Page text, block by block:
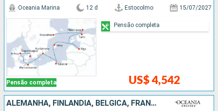
Pensão completa
Oceania Marina 12 d Estocolmo 15/07/2027
US$ 4,542
Pensão completa
ALEMANHA, FINLÃNDIA, BÉLGICA, FRANCIA, DINAMARCA, SUÃCIA, ESTÃNIA, HOLANDA